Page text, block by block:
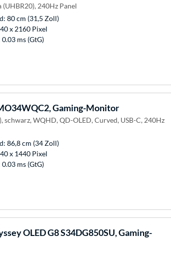
240Hz Panel
80 cm (31,5 Zoll)
x 2160 Pixel
ms (GtG)
Gaming-Monitor
schwarz, WQHD, QD-OLED, Curved, USB-C, 240Hz
86,8 cm (34 Zoll)
x 1440 Pixel
ms (GtG)
OLED G8 S34DG850SU, Gaming-